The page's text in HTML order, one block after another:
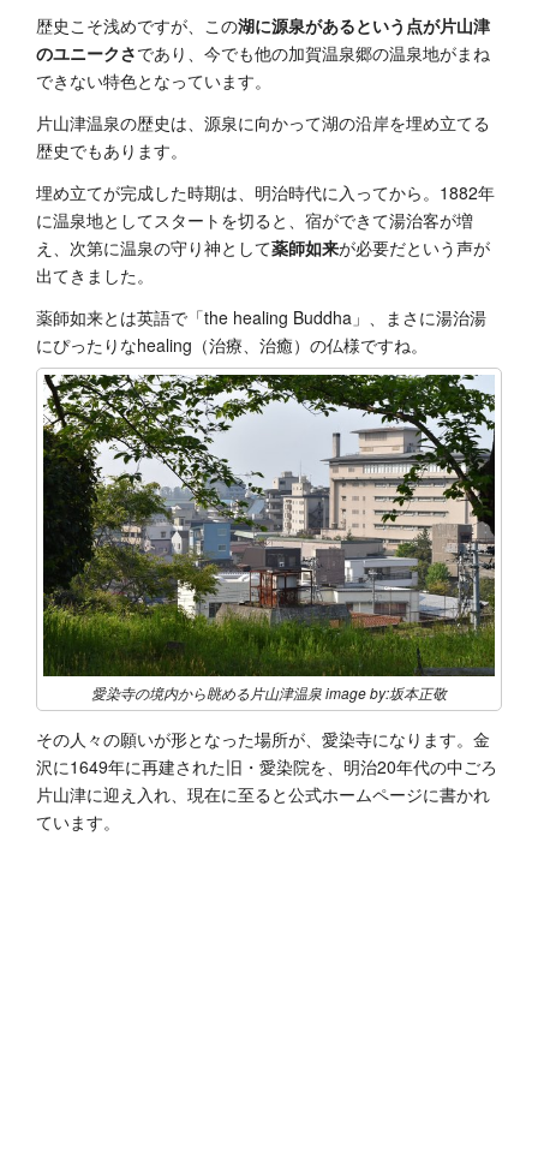
歴史こそ浅めですが、この湖に源泉があるという点が片山津
のユニークさであり、今でも他の加賀温泉郷の温泉地がまね
できない特色となっています。
片山津温泉の歴史は、源泉に向かって湖の沿岸を埋め立てる
歴史でもあります。
埋め立てが完成した時期は、明治時代に入ってから。1882年
に温泉地としてスタートを切ると、宿ができて湯治客が増
え、次第に温泉の守り神として薬師如来が必要だという声が
出てきました。
薬師如来とは英語で「the healing Buddha」、まさに湯治湯
にぴったりなhealing（治療、治癒）の仏様ですね。
愛染寺の境内から眺める片山津温泉 image by:坂本正敬
その人々の願いが形となった場所が、愛染寺になります。金
沢に1649年に再建された旧・愛染院を、明治20年代の中ごろ
片山津に迎え入れ、現在に至ると公式ホームページに書かれ
ています。